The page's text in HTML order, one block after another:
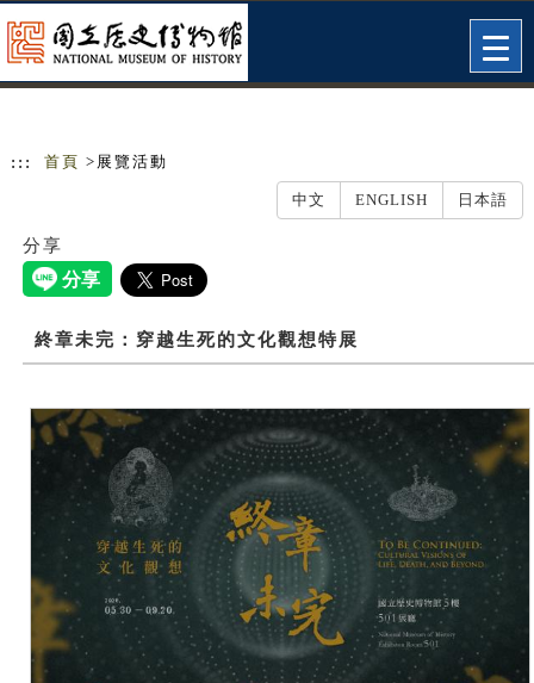
::: 首頁 >展覽活動
中文 ENGLISH 日本語
分享
終章未完：穿越生死的文化觀想特展